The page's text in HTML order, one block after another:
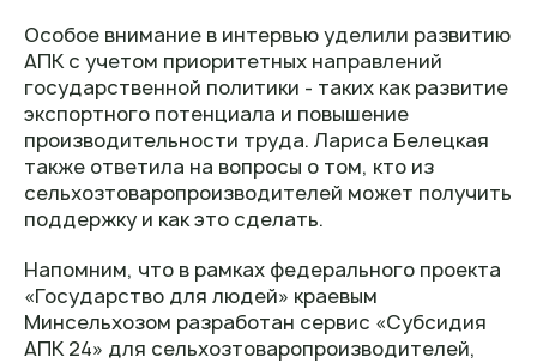
Особое внимание в интервью уделили развитию
АПК с учетом приоритетных направлений
государственной политики - таких как развитие
экспортного потенциала и повышение
производительности труда. Лариса Белецкая
также ответила на вопросы о том, кто из
сельхозтоваропроизводителей может получить
поддержку и как это сделать.
Напомним, что в рамках федерального проекта
«Государство для людей» краевым
Минсельхозом разработан сервис «Субсидия
АПК 24» для сельхозтоваропроизводителей,